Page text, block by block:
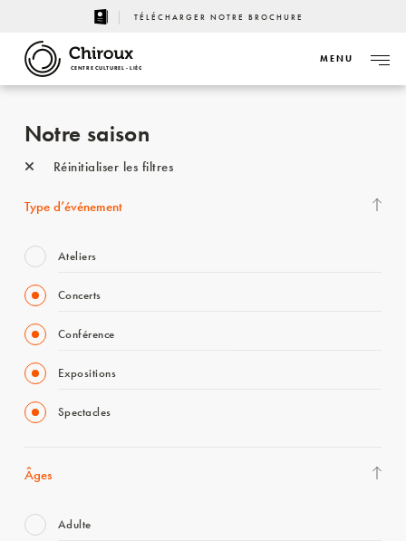
TÉLÉCHARGER NOTRE BROCHURE
CENTRE CULTUREL - LIÈGE
MENU
Notre saison
Réinitialiser les filtres
Type d’événement
Ateliers
Concerts
Conférence
Expositions
Spectacles
Âges
Adulte